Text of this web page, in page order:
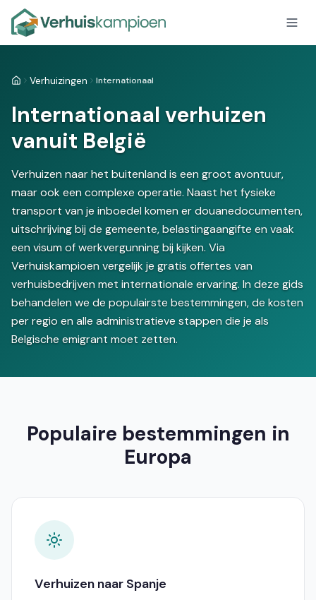
HomeVerhuizingen Internationaal
Internationaal verhuizen
vanuit België
Verhuizen naar het buitenland is een groot avontuur,
maar ook een complexe operatie. Naast het fysieke
transport van je inboedel komen er douanedocumenten,
uitschrijving bij de gemeente, belastingaangifte en vaak
een visum of werkvergunning bij kijken. Via
Verhuiskampioen vergelijk je gratis offertes van
verhuisbedrijven met internationale ervaring. In deze gids
behandelen we de populairste bestemmingen, de kosten
per regio en alle administratieve stappen die je als
Belgische emigrant moet zetten.
Populaire bestemmingen in
Europa
Verhuizen naar Spanje